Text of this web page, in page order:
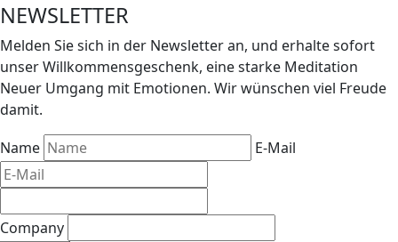
NEWSLETTER
Melden Sie sich in der Newsletter an, und erhalte sofort
unser Willkommensgeschenk, eine starke Meditation
Neuer Umgang mit Emotionen. Wir wünschen viel Freude
damit.
Name
E-Mail
Company